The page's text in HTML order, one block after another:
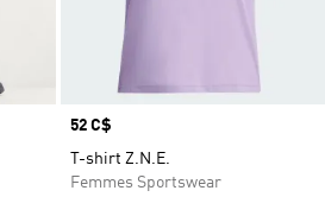
Prix
52 C$
T-shirt Z.N.E.
Femmes Sportswear